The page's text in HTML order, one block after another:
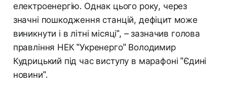
електроенергію. Однак цього року, через
значні пошкодження станцій, дефіцит може
виникнути і в літні місяці", – зазначив голова
правління НЕК "Укренерго" Володимир
Кудрицький під час виступу в марафоні "Єдині
новини".